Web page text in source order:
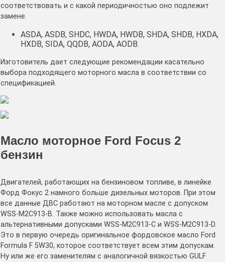
соответствовать и с какой периодичностью оно подлежит
замене.
ASDA, ASDB, SHDC, HWDA, HWDB, SHDA, SHDB, HXDA,
HXDB, SIDA, QQDB, AODA, AODB.
Изготовитель дает следующие рекомендации касательно
выбора подходящего моторного масла в соответствии со
спецификацией.
Масло моторное Ford Focus 2
бензин
Двигателей, работающих на бензиновом топливе, в линейке
Форд Фокус 2 намного больше дизельных моторов. При этом
все данные ДВС работают на моторном масле с допуском
WSS-M2C913-B. Также можно использовать масла с
альтернативными допусками WSS-M2C913-C и WSS-M2C913-D.
Это в первую очередь оригинальное фордовское масло Ford
Formula F 5W30, которое соответствует всем этим допускам.
Ну или же его заменителям с аналогичной вязкостью GULF